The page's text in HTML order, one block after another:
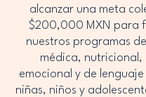
alcanzar una meta
$200,000 MXN para
nuestros programas
médica, nutricional,
emocional y de
niñas, niños y